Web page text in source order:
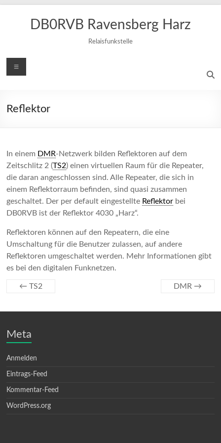
DB0RVB Ravensberg Harz
Relaisfunkstelle
Menü
Reflektor
In einem DMR-Netzwerk bilden Reflektoren auf dem
Zeitschlitz 2 (TS2) einen virtuellen Raum für die Repeater,
die daran angeschlossen sind. Alle Repeater, die sich in
einem Reflektorraum befinden, sind quasi zusammen
geschaltet. Der per default eingestellte Reflektor bei
DB0RVB ist der Reflektor 4030 „Harz“.
Reflektoren können auf den Repeatern, die eine
Umschaltung für die Benutzer zulassen, auf andere
Reflektoren umgeschaltet werden. Mehr Informationen gibt
es bei den digitalen Funknetzen.
← TS2 DMR →
Meta
Anmelden
Eintrags-Feed
Kommentar-Feed
WordPress.org